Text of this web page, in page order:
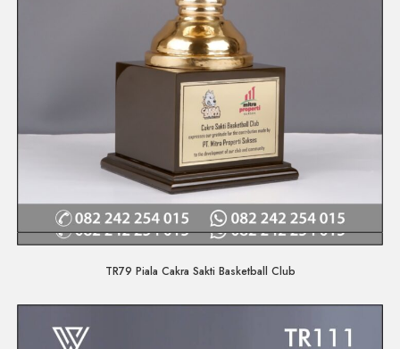
Quick View
TR79 Piala Cakra Sakti Basketball Club